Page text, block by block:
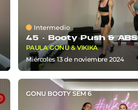
Intermedio
45 · Booty Push & ABS
PAULA GONU & VIKIKA
miércoles 13de noviembre 2024
GONU BOOTY SEM 6